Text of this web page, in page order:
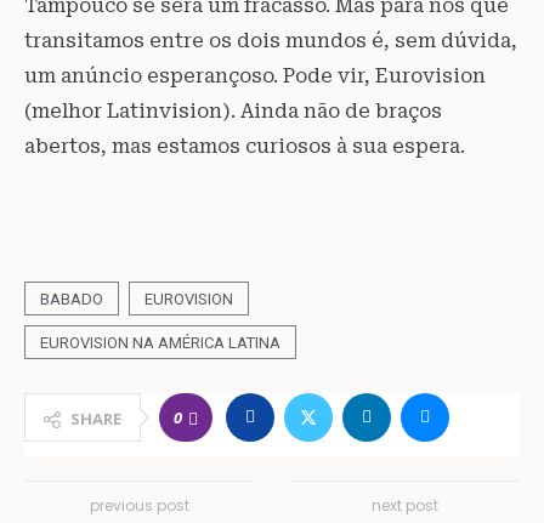
Tampouco se será um fracasso. Mas para nós que
transitamos entre os dois mundos é, sem dúvida,
um anúncio esperançoso. Pode vir, Eurovision
(melhor Latinvision). Ainda não de braços
abertos, mas estamos curiosos à sua espera.
BABADO EUROVISION
EUROVISION NA AMÉRICA LATINA
SHARE 0
previous post next post